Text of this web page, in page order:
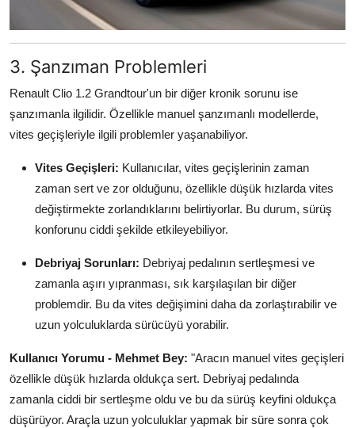
3. Şanzıman Problemleri
Renault Clio 1.2 Grandtour'un bir diğer kronik sorunu ise
şanzımanla ilgilidir. Özellikle manuel şanzımanlı modellerde,
vites geçişleriyle ilgili problemler yaşanabiliyor.
Vites Geçişleri: Kullanıcılar, vites geçişlerinin zaman
zaman sert ve zor olduğunu, özellikle düşük hızlarda vites
değiştirmekte zorlandıklarını belirtiyorlar. Bu durum, sürüş
konforunu ciddi şekilde etkileyebiliyor.
Debriyaj Sorunları: Debriyaj pedalının sertleşmesi ve
zamanla aşırı yıpranması, sık karşılaşılan bir diğer
problemdir. Bu da vites değişimini daha da zorlaştırabilir ve
uzun yolculuklarda sürücüyü yorabilir.
Kullanıcı Yorumu - Mehmet Bey: "Aracın manuel vites geçişleri
özellikle düşük hızlarda oldukça sert. Debriyaj pedalında
zamanla ciddi bir sertleşme oldu ve bu da sürüş keyfini oldukça
düşürüyor. Araçla uzun yolculuklar yapmak bir süre sonra çok